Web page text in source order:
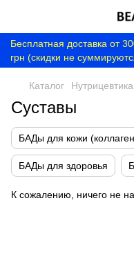
Бесплатная доставка от
грн (скидки не
Каталог Нутрицевтика
Суставы
БАДы для кожи
БАДы для здоровья
К сожалению, ничего не